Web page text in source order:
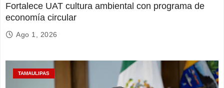
Fortalece UAT cultura ambiental con programa de
economía circular
Ago 1, 2026
TAMAULIPAS